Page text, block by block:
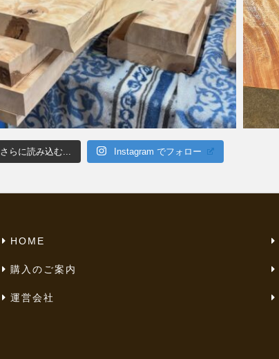
さらに読み込む... Instagram でフォロー
HOME
購入のご案内
運営会社